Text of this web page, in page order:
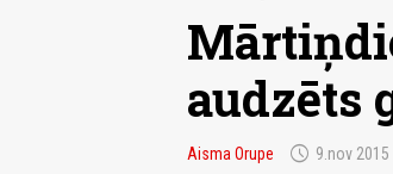
audzēts
Aisma Orupe schedule 9.nov 2015